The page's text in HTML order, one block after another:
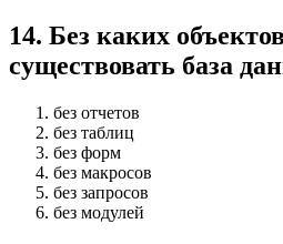
14. Без каких
существовать база
без отчетов
без таблиц
без форм
без макросов
без запросов
без модулей